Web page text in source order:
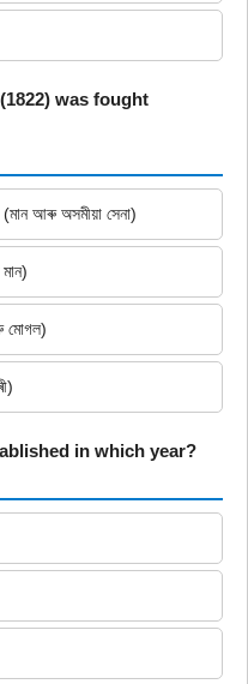
was fought
আৰু অসমীয়া সেনা)
in which year?